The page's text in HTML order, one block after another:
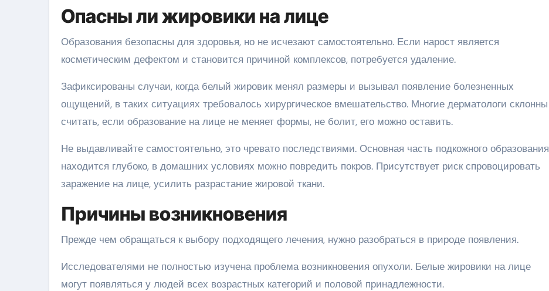
Опасны ли жировики на лице
Образования безопасны для здоровья, но не исчезают самостоятельно. Если нарост является
косметическим дефектом и становится причиной комплексов, потребуется удаление.
Зафиксированы случаи, когда белый жировик менял размеры и вызывал появление болезненных
ощущений, в таких ситуациях требовалось хирургическое вмешательство. Многие дерматологи склонны
считать, если образование на лице не меняет формы, не болит, его можно оставить.
Не выдавливайте самостоятельно, это чревато последствиями. Основная часть подкожного образования
находится глубоко, в домашних условиях можно повредить покров. Присутствует риск спровоцировать
заражение на лице, усилить разрастание жировой ткани.
Причины возникновения
Прежде чем обращаться к выбору подходящего лечения, нужно разобраться в природе появления.
Исследователями не полностью изучена проблема возникновения опухоли. Белые жировики на лице
могут появляться у людей всех возрастных категорий и половой принадлежности.